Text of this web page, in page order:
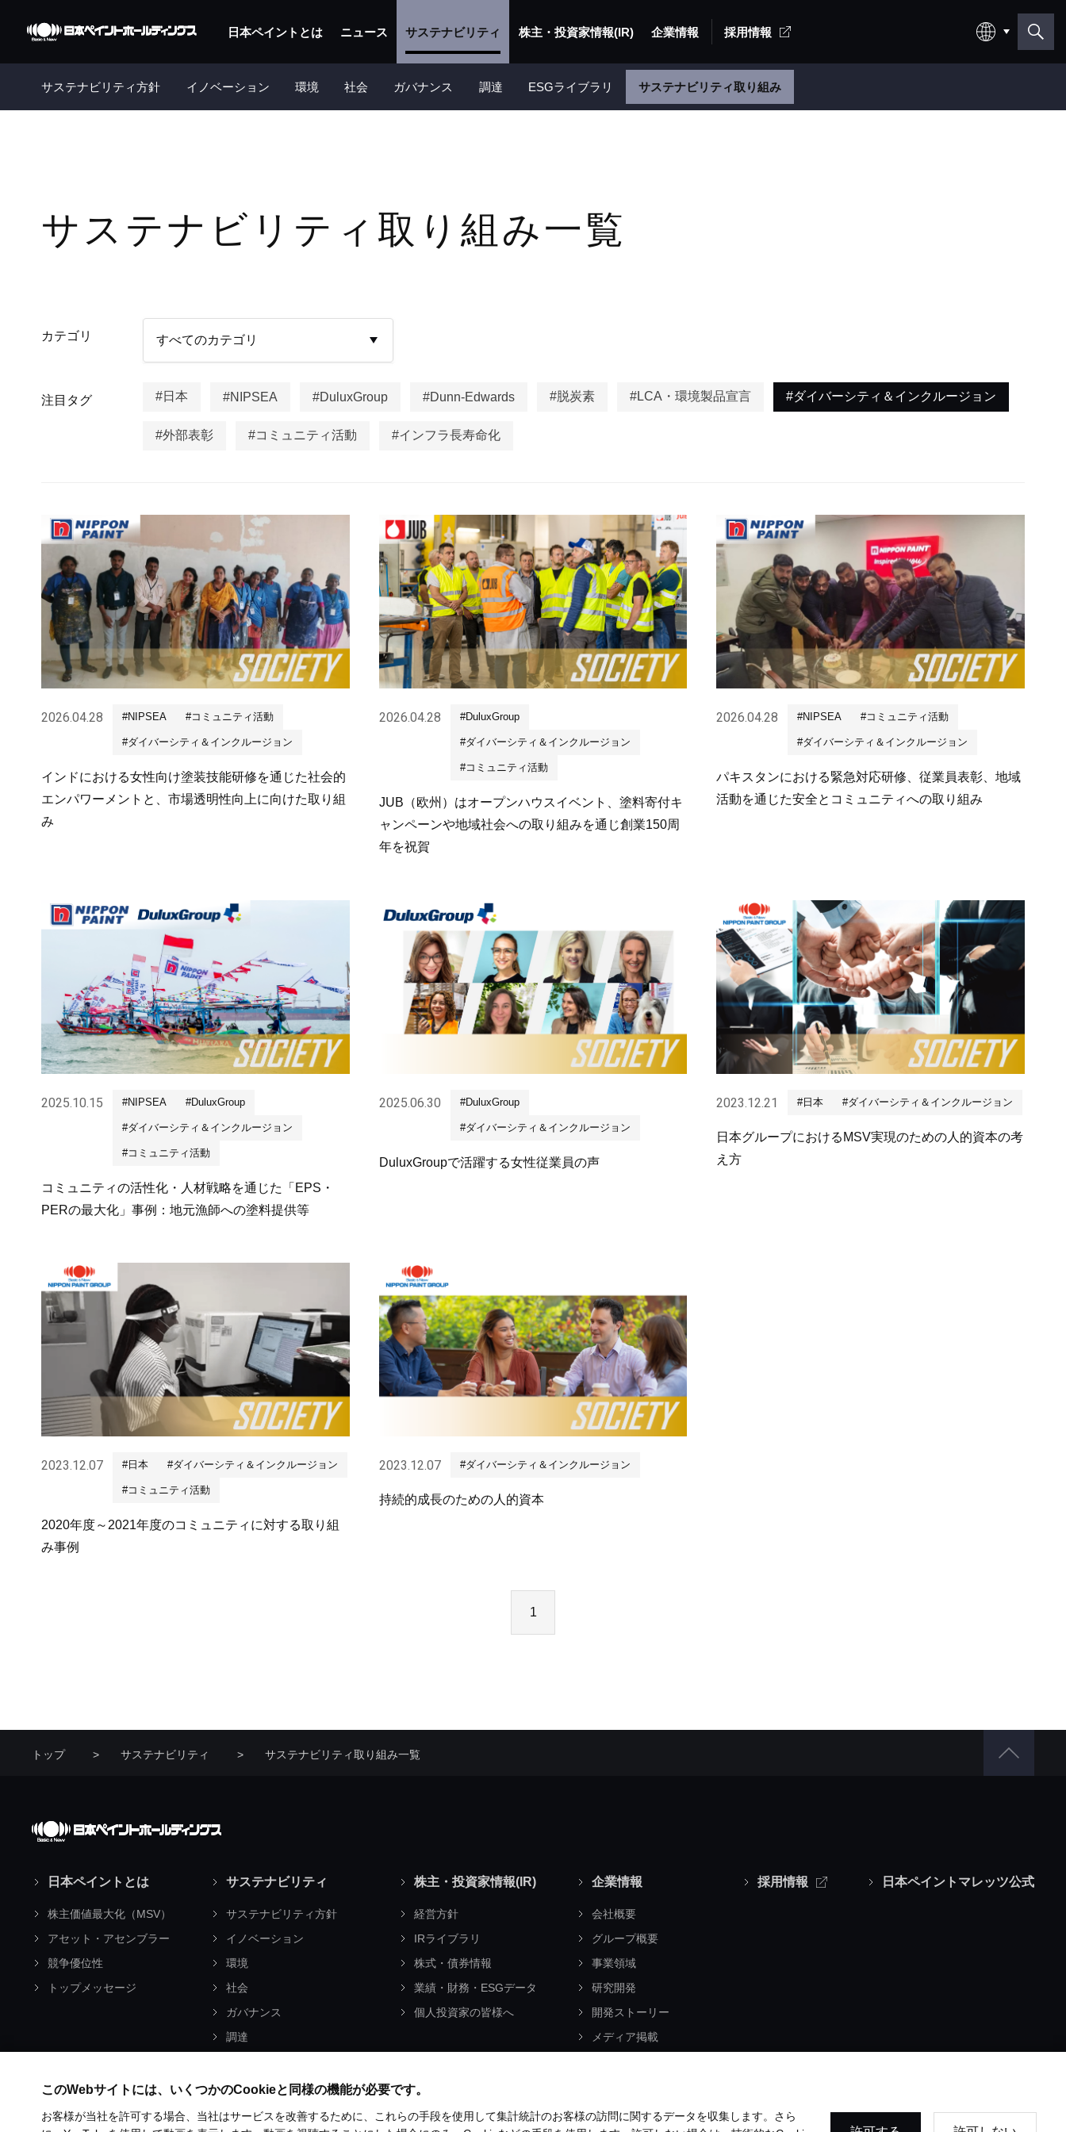
日本ペイントとは ニュース サステナビリティ
サステナビリティ方針 イノベーション 環境 社会 ガバナンス 調達 ESGライブラリ サステナビリティ取り組み
株主・投資家情報(IR) 企業情報 採用情報
サステナビリティ取り組み一覧
カテゴリ すべてのカテゴリ
注目タグ #日本 #NIPSEA #DuluxGroup #Dunn-Edwards #脱炭素 #LCA・環境製品宣言 #ダイバーシティ＆インクルージョン
#外部表彰 #コミュニティ活動 #インフラ長寿命化
2026.04.28 #NIPSEA #コミュニティ活動
#ダイバーシティ＆インクルージョン
インドにおける女性向け塗装技能研修を通じた社会的
エンパワーメントと、市場透明性向上に向けた取り組
み
2026.04.28 #DuluxGroup
#ダイバーシティ＆インクルージョン
#コミュニティ活動
JUB（欧州）はオープンハウスイベント、塗料寄付キ
ャンペーンや地域社会への取り組みを通じ創業150周
年を祝賀
2026.04.28 #NIPSEA #コミュニティ活動
#ダイバーシティ＆インクルージョン
パキスタンにおける緊急対応研修、従業員表彰、地域
活動を通じた安全とコミュニティへの取り組み
2025.10.15 #NIPSEA #DuluxGroup
#ダイバーシティ＆インクルージョン
#コミュニティ活動
コミュニティの活性化・人材戦略を通じた「EPS・
PERの最大化」事例：地元漁師への塗料提供等
2025.06.30 #DuluxGroup
#ダイバーシティ＆インクルージョン
DuluxGroupで活躍する女性従業員の声
2023.12.21 #日本 #ダイバーシティ＆インクルージョン
日本グループにおけるMSV実現のための人的資本の考
え方
2023.12.07 #日本 #ダイバーシティ＆インクルージョン
#コミュニティ活動
2020年度～2021年度のコミュニティに対する取り組
み事例
2023.12.07 #ダイバーシティ＆インクルージョン
持続的成長のための人的資本
1
このWebサイトには、いくつかのCookieと同様の機能が必要です。
お客様が当社を許可する場合、当社はサービスを改善するために、これらの手段を使用して集計統計のお客様の訪問に関するデータを収集します。さら
トップ サステナビリティ サステナビリティ取り組み一覧
日本ペイントとは
株主価値最大化（MSV）
アセット・アセンブラー
競争優位性
トップメッセージ
サステナビリティ
サステナビリティ方針
イノベーション
環境
社会
ガバナンス
調達
サステナビリティ取り組み
株主・投資家情報(IR)
経営方針
IRライブラリ
株式・債券情報
業績・財務・ESGデータ
個人投資家の皆様へ
企業情報
会社概要
グループ概要
事業領域
研究開発
開発ストーリー
メディア掲載
採用情報 日本ペイントマレッツ公式